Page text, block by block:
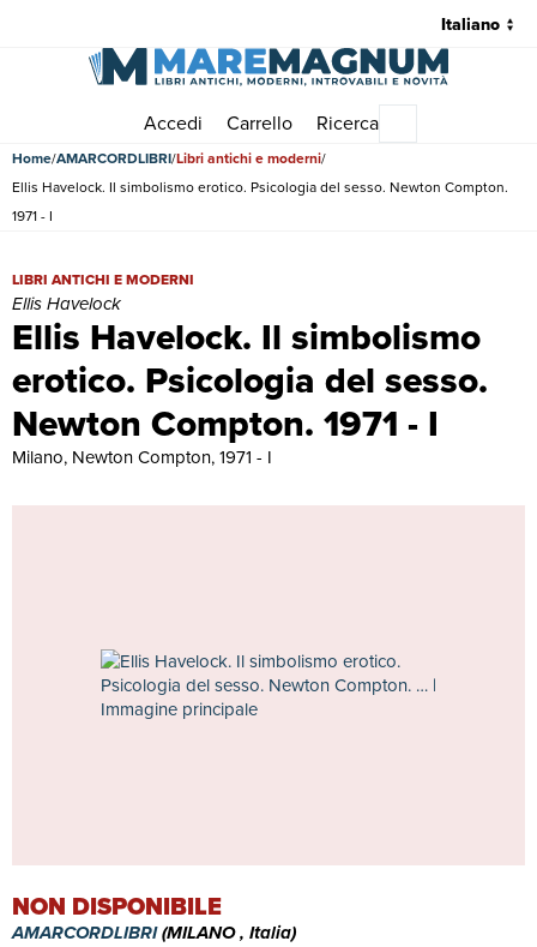
Accedi Carrello Ricerca
Home AMARCORDLIBRI Libri antichi e moderni
Ellis Havelock. Il simbolismo erotico. Psicologia del sesso. Newton Compton.
1971 - I
Ellis Havelock. Il simbolismo
erotico. Psicologia del sesso.
Newton Compton. 1971 - I
Ellis Havelock. Il simbolismo erotico. Psicologia del sesso. Newton
LIBRI ANTICHI E MODERNI
Ellis Havelock
Milano, Newton Compton, 1971 - I
NON DISPONIBILE
AMARCORDLIBRI(MILANO , Italia)